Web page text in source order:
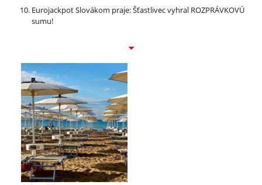
Eurojackpot Slovákom praje: Šťastlivec vyhral ROZPRÁVKOVÚ
sumu!